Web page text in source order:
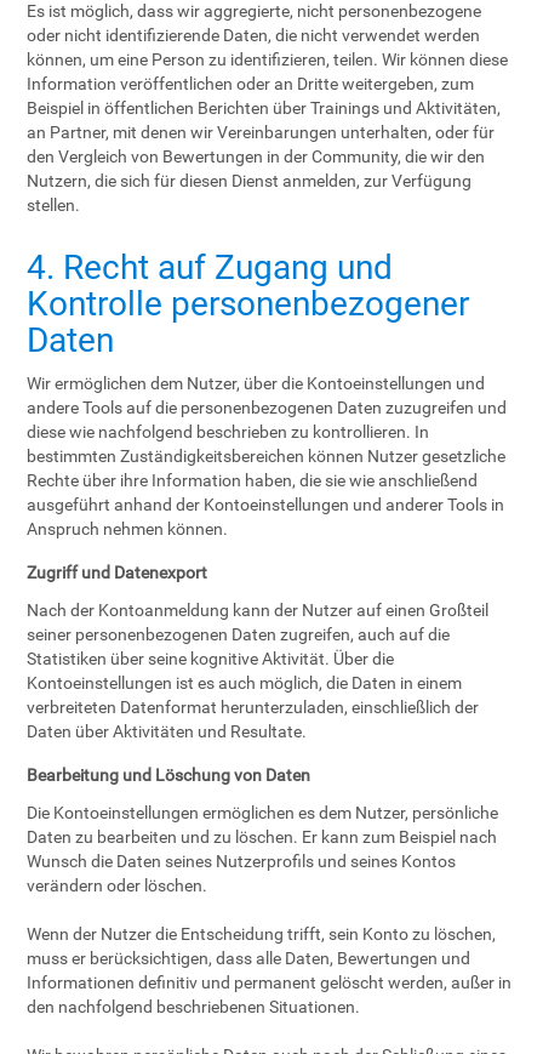
Es ist möglich, dass wir aggregierte, nicht personenbezogene
oder nicht identifizierende Daten, die nicht verwendet werden
können, um eine Person zu identifizieren, teilen. Wir können diese
Information veröffentlichen oder an Dritte weitergeben, zum
Beispiel in öffentlichen Berichten über Trainings und Aktivitäten,
an Partner, mit denen wir Vereinbarungen unterhalten, oder für
den Vergleich von Bewertungen in der Community, die wir den
Nutzern, die sich für diesen Dienst anmelden, zur Verfügung
stellen.
4. Recht auf Zugang und
Kontrolle personenbezogener
Daten
Wir ermöglichen dem Nutzer, über die Kontoeinstellungen und
andere Tools auf die personenbezogenen Daten zuzugreifen und
diese wie nachfolgend beschrieben zu kontrollieren. In
bestimmten Zuständigkeitsbereichen können Nutzer gesetzliche
Rechte über ihre Information haben, die sie wie anschließend
ausgeführt anhand der Kontoeinstellungen und anderer Tools in
Anspruch nehmen können.
Zugriff und Datenexport
Nach der Kontoanmeldung kann der Nutzer auf einen Großteil
seiner personenbezogenen Daten zugreifen, auch auf die
Statistiken über seine kognitive Aktivität. Über die
Kontoeinstellungen ist es auch möglich, die Daten in einem
verbreiteten Datenformat herunterzuladen, einschließlich der
Daten über Aktivitäten und Resultate.
Bearbeitung und Löschung von Daten
Die Kontoeinstellungen ermöglichen es dem Nutzer, persönliche
Daten zu bearbeiten und zu löschen. Er kann zum Beispiel nach
Wunsch die Daten seines Nutzerprofils und seines Kontos
verändern oder löschen.
Wenn der Nutzer die Entscheidung trifft, sein Konto zu löschen,
muss er berücksichtigen, dass alle Daten, Bewertungen und
Informationen definitiv und permanent gelöscht werden, außer in
den nachfolgend beschriebenen Situationen.